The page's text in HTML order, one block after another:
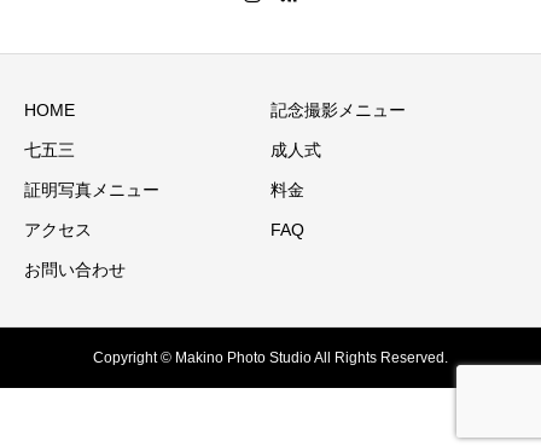
HOME 記念撮影メニュー
七五三 成人式
証明写真メニュー 料金
アクセス FAQ
お問い合わせ
Copyright © Makino Photo Studio All Rights Reserved.